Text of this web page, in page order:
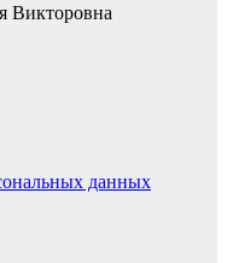
Викторовна
данных